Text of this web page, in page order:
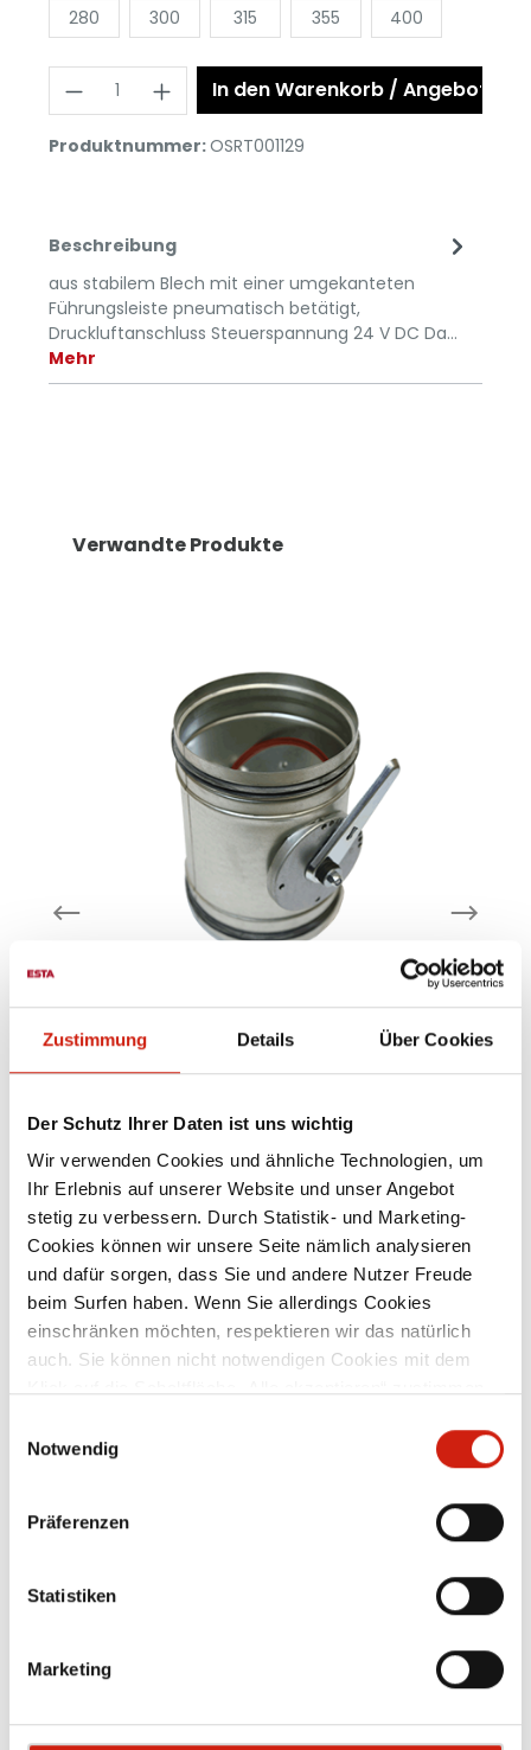
Zustimmung Details Über Cookies
Der Schutz Ihrer Daten ist uns wichtig
Wir verwenden Cookies und ähnliche Technologien, um
Ihr Erlebnis auf unserer Website und unser Angebot
stetig zu verbessern. Durch Statistik- und Marketing-
Cookies können wir unsere Seite nämlich analysieren
und dafür sorgen, dass Sie und andere Nutzer Freude
beim Surfen haben. Wenn Sie allerdings Cookies
einschränken möchten, respektieren wir das natürlich
auch. Sie können nicht notwendigen Cookies mit dem
alle Cookies auswählen.
Notwendig
Präferenzen
Statistiken
Marketing
280 300 315 355 400
In den Warenkorb / Angebot
Produktnummer:OSRT001129
Beschreibung
aus stabilem Blech mit einer umgekanteten
Führungsleiste pneumatisch betätigt,
Druckluftanschluss Steuerspannung 24 V DC Da…
Mehr
Verwandte Produkte
Absperrklappe
verzinktes Stahlblech Lieferbare
Nennweiten: 100 mm – 300 mm – weitere
Nennweiten auf Anfrage
Ab184,00 €
Zubehör